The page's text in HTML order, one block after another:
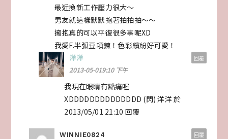
最近換新工作壓力很大～
男友就這樣默默抱著拍拍拍～～
擁抱真的可以平復很多事呢XD
我愛F.半弧豆項鍊！色彩繽紛好可愛！
洋洋
2013-05-019:10 下午
我現在眼睛有點痛喔
XDDDDDDDDDDDDDD (閃) 洋洋 於
2013/05/01 21:10 回覆
回覆
WINNIE0824 回覆